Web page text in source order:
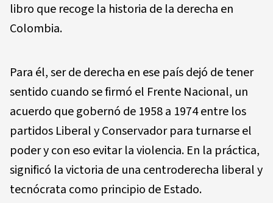
libro que recoge la historia de la derecha en
Colombia.
Para él, ser de derecha en ese país dejó de tener
sentido cuando se firmó el Frente Nacional, un
acuerdo que gobernó de 1958 a 1974 entre los
partidos Liberal y Conservador para turnarse el
poder y con eso evitar la violencia. En la práctica,
significó la victoria de una centroderecha liberal y
tecnócrata como principio de Estado.